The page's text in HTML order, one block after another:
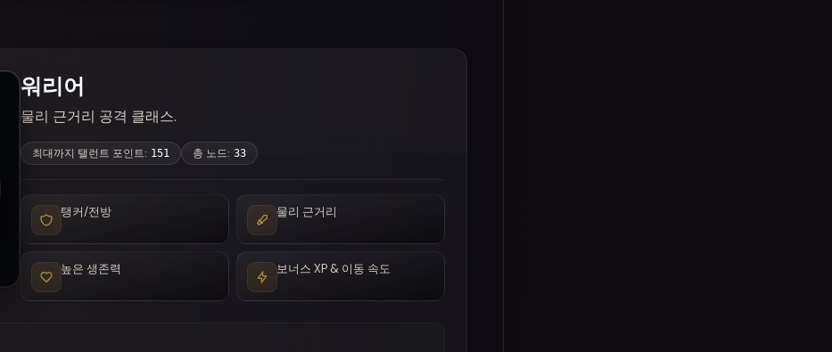
워리어
물리 근거리 공격 클래스.
최대까지 탤런트 포인트: 151 총 노드: 33
탱커/전방 물리 근거리
높은 생존력 보너스 XP & 이동 속도